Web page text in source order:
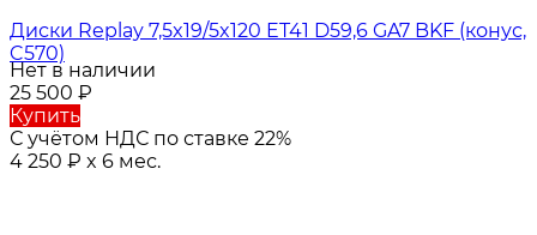
Диски Replay 7,5x19/5x120 ET41 D59,6 GA7 BKF (конус,
C570)
Нет в наличии
25 500 ₽
Купить
С учётом НДС по ставке 22%
4 250 ₽ x 6 мес.